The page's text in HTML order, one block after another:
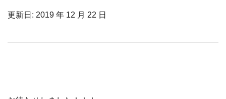
更新日: 2019 年 12 月 22 日